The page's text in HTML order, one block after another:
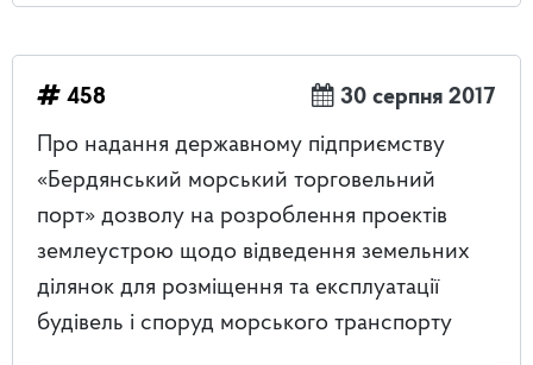
458
30 серпня 2017
Про надання державному підприємству
«Бердянський морський торговельний
порт» дозволу на розроблення проектів
землеустрою щодо відведення земельних
ділянок для розміщення та експлуатації
будівель і споруд морського транспорту